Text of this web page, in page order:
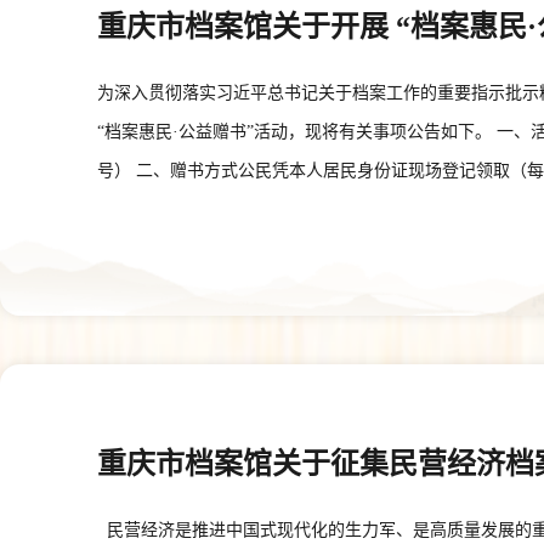
重庆市档案馆关于开展 “档案惠民
为深入贯彻落实习近平总书记关于档案工作的重要指示批
“档案惠民·公益赠书”活动，现将有关事项公告如下。 一
号） 二、赠书方式公民凭本人居民身份证现场登记领取（
重庆市档案馆关于征集民营经济
民营经济是推进中国式现代化的生力军、是高质量发展